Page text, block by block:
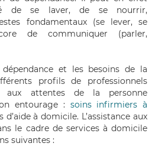
de se laver, de se nourrir,
fondamentaux (se lever, se
de communiquer (parler,
et les besoins de la
profils de professionnels
aux attentes de la personne
entourage : soins infirmiers à
d’aide à domicile. L’assistance aux
le cadre de services à domicile
suivantes :